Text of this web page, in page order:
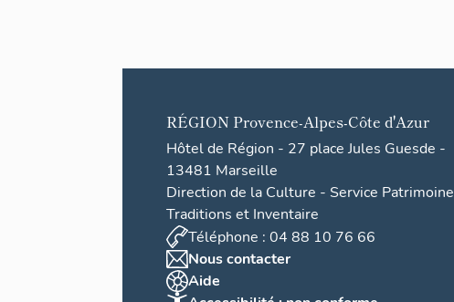
RÉGION Provence-Alpes-Côte d'Azur
Hôtel de Région - 27 place Jules Guesde -
13481 Marseille
Direction de la Culture - Service Patrimoine
Traditions et Inventaire
Téléphone : 04 88 10 76 66
Nous contacter
Aide